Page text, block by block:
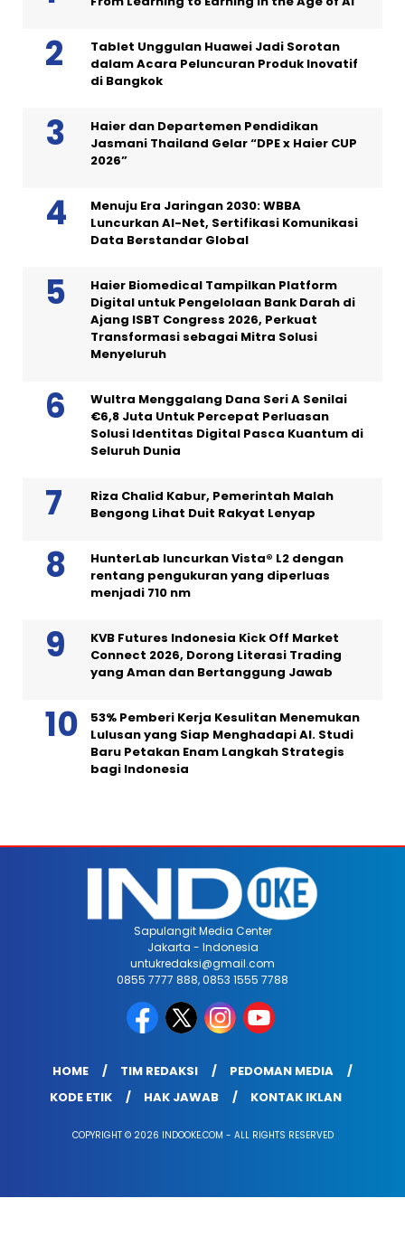
Tablet Unggulan Huawei Jadi Sorotan
dalam Acara Peluncuran Produk Inovatif
di Bangkok
Haier dan Departemen Pendidikan
Jasmani Thailand Gelar “DPE x Haier CUP
2026”
Menuju Era Jaringan 2030: WBBA
Luncurkan AI-Net, Sertifikasi Komunikasi
Data Berstandar Global
Haier Biomedical Tampilkan Platform
Digital untuk Pengelolaan Bank Darah di
Ajang ISBT Congress 2026, Perkuat
Transformasi sebagai Mitra Solusi
Menyeluruh
Wultra Menggalang Dana Seri A Senilai
€6,8 Juta Untuk Percepat Perluasan
Solusi Identitas Digital Pasca Kuantum di
Seluruh Dunia
Riza Chalid Kabur, Pemerintah Malah
Bengong Lihat Duit Rakyat Lenyap
HunterLab luncurkan Vista® L2 dengan
rentang pengukuran yang diperluas
menjadi 710 nm
KVB Futures Indonesia Kick Off Market
Connect 2026, Dorong Literasi Trading
yang Aman dan Bertanggung Jawab
53% Pemberi Kerja Kesulitan Menemukan
Lulusan yang Siap Menghadapi AI. Studi
Baru Petakan Enam Langkah Strategis
bagi Indonesia
Sapulangit Media Center
Jakarta - Indonesia
untukredaksi@gmail.com
0855 7777 888, 0853 1555 7788
HOME TIM REDAKSI
PEDOMAN MEDIA
KODE ETIK
HAK JAWAB KONTAK IKLAN
COPYRIGHT © 2026 INDOOKE.COM - ALL RIGHTS RESERVED